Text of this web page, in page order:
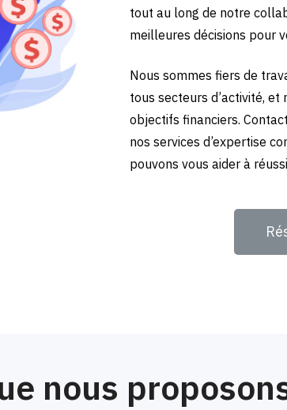
tout au long de notre
meilleures décisions pour
Nous sommes fiers de
tous secteurs d’activité,
objectifs financiers.
nos services d’expertise
pouvons vous aider à
nous